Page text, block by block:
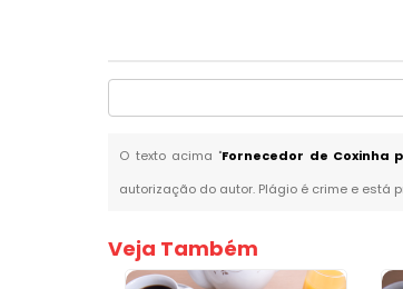
O texto acima "Fornecedor de Coxinha
autorização do autor. Plágio é crime e está
Veja Também